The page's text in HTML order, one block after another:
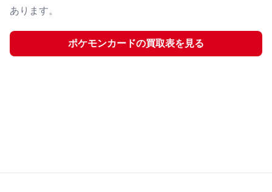
あります。
ポケモンカードの買取表を見る